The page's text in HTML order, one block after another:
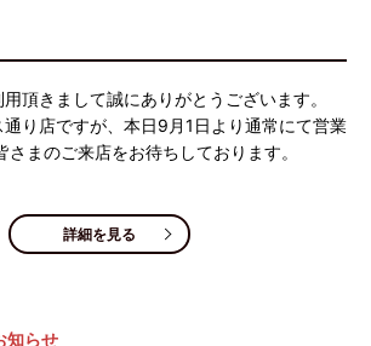
頂きまして誠にありがとうございます。
り店ですが、本日9月1日より通常にて営業
まのご来店をお待ちしております。
詳細を見る
知らせ